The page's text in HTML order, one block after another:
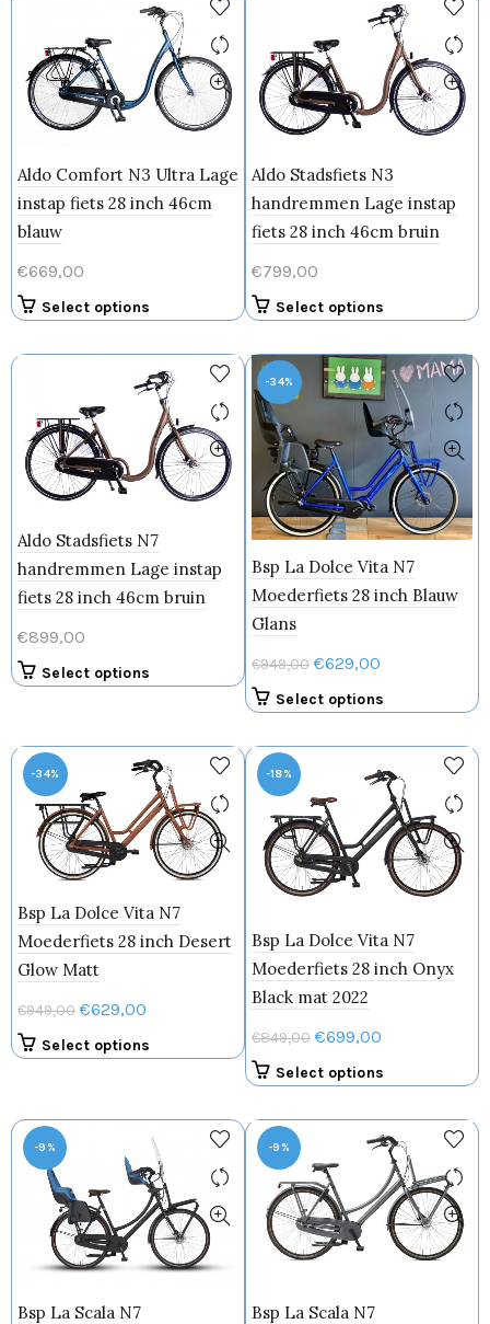
variaties.
Deze
optie
kan
gekozen
worden
de
productpagina
meerdere
variaties.
Deze
optie
kan
gekozen
op
de
productpagina
Aldo Comfort N3 Ultra Lage
instap fiets 28 inch 46cm
blauw
€669,00
Select options
heeft
meerdere
variaties.
Deze
optie
kan
gekozen
op
de
productpagina
Aldo Stadsfiets N3
handremmen Lage instap
fiets 28 inch 46cm bruin
€799,00
Select options
heeft
meerdere
variaties.
Deze
optie
kan
gekozen
worden
de
productpagina
Aldo Stadsfiets N7
handremmen Lage instap
fiets 28 inch 46cm bruin
€899,00
Select options
meerdere
variaties.
Deze
optie
kan
gekozen
op
de
productpagina
-34%
Bsp La Dolce Vita N7
Moederfiets 28 inch Blauw
Glans
€949,00 Oorspronkelijke
prijs
was:
€949,00.
€629,00
is:
€629,00.
Select options
heeft
meerdere
variaties.
Deze
optie
kan
gekozen
op
de
productpagina
-34%
Bsp La Dolce Vita N7
Moederfiets 28 inch Desert
Glow Matt
€949,00 Oorspronkelijke
was:
€629,00
is:
Select options
meerdere
variaties.
Deze
optie
kan
gekozen
worden
-18%
Bsp La Dolce Vita N7
Moederfiets 28 inch Onyx
Black mat 2022
€849,00 Oorspronkelijke
prijs
was:
€849,00.
€699,00
is:
€699,00.
Select options
heeft
meerdere
variaties.
Deze
optie
kan
gekozen
-9%
Bsp La Scala N7
-9%
Bsp La Scala N7